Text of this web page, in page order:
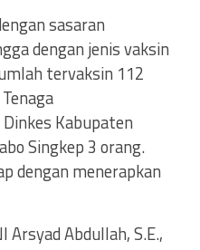
sasaran
dengan jenis vaksin
tervaksin 112
Kabupaten
Singkep 3 orang.
dengan menerapkan
Arsyad Abdullah, S.E.,